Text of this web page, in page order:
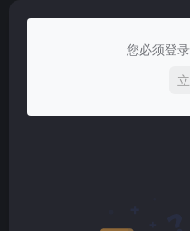
您必须登